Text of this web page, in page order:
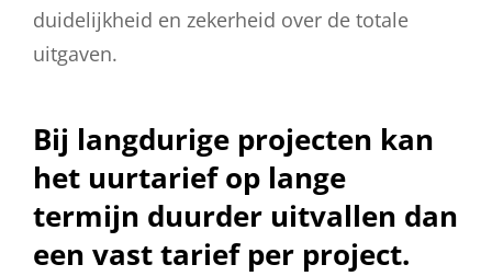
duidelijkheid en zekerheid over de totale
uitgaven.
Bij langdurige projecten kan
het uurtarief op lange
termijn duurder uitvallen dan
een vast tarief per project.